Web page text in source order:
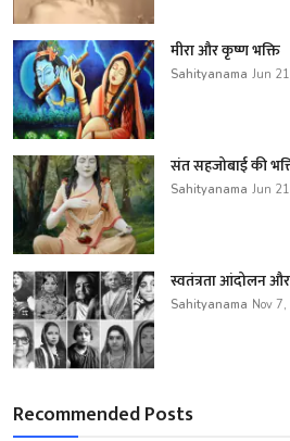
मीरा और कृष्ण भक्ति
Sahityanama Jun
संत सहजोबाई की
Sahityanama Jun
स्वतंत्रता आंदोलन
Sahityanama Nov
Recommended Posts